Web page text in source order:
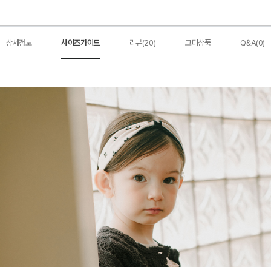
상세정보 사이즈가이드 리뷰(20) 코디상품 Q&A(0)